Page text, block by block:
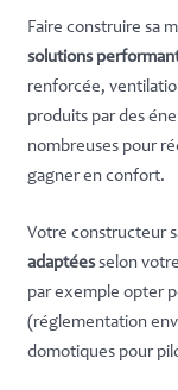
Faire construire sa
solutions
renforcée,
produits par des
nombreuses pour
gagner en confort.
Votre constructeur
adaptéesselon
par exemple opter
(réglementation
domotiques pour